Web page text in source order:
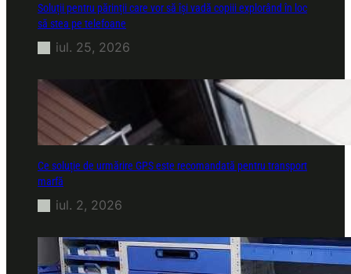
Soluții pentru părinții care vor să își vadă copiii explorând în loc
să stea pe telefoane
iul. 25, 2026
Ce soluție de urmărire GPS este recomandată pentru transport
marfă
iul. 2, 2026